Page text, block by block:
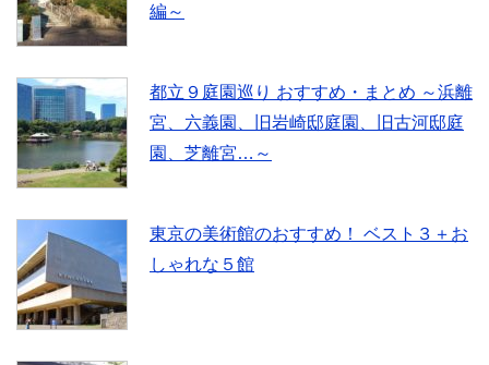
編～
都立９庭園巡り おすすめ・まとめ ～浜離
宮、六義園、旧岩崎邸庭園、旧古河邸庭
園、芝離宮…～
東京の美術館のおすすめ！ ベスト３＋お
しゃれな５館